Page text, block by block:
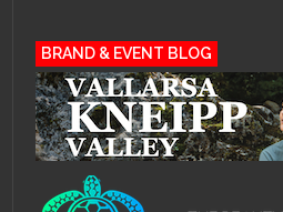
BRAND & EVENT BLOG